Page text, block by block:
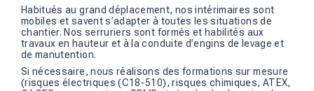
Habitués au grand déplacement, nos intérimaires sont
mobiles et savent s’adapter à toutes les situations de
chantier. Nos serruriers sont formés et habilités aux
travaux en hauteur et à la conduite d’engins de levage et
de manutention.
Si nécessaire, nous réalisons des formations sur mesure
(risques électriques (C18-510), risques chimiques, ATEX,